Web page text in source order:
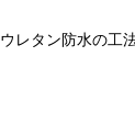
ウレタン防水の工